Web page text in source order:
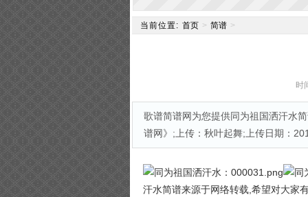
当前位置: 首页 > 简谱 >
时
歌谱简谱网为您提供同为祖国洒汗水
谱网》;上传：秋叶起舞;上传日期：
汗水简谱来源于网络转载,希望对大家